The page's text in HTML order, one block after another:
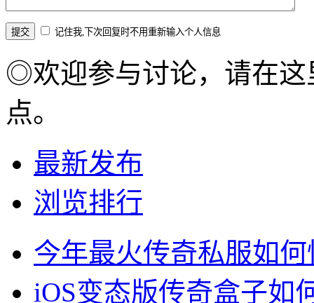
记住我,下次回复时不用重新输入个人信息
◎欢迎参与讨论，请在这
点。
最新发布
浏览排行
今年最火传奇私服如
iOS变态版传奇盒子如